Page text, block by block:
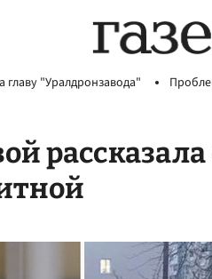
главу "Уралдронзавода"
рассказала